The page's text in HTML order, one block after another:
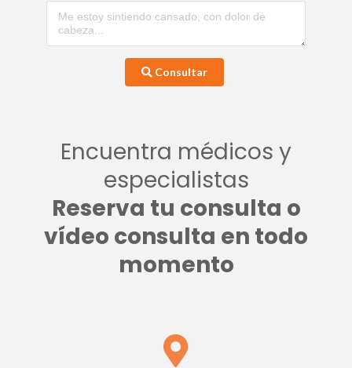
Consultar
Encuentra médicos y
especialistas
Reserva tu consulta o
vídeo consulta en todo
momento